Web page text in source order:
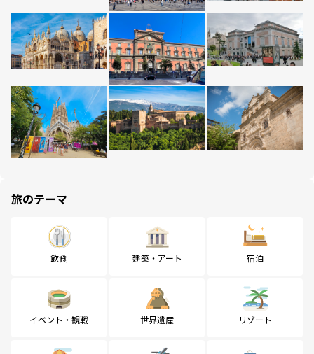
旅のテーマ
飲食 建築・アート 宿泊
イベント・観戦 世界遺産 リゾート